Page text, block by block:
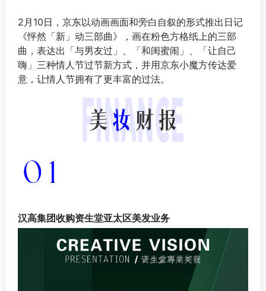
汉高集团收购资生堂亚太区美发业务